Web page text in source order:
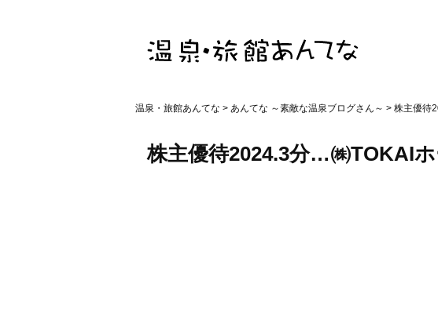
温泉・旅館あんてな > あんてな ～素敵な温泉ブログさん～ > 株主優待
株主優待2024.3分…㈱TOKAI